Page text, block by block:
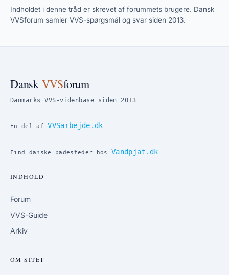
Indholdet i denne tråd er skrevet af forummets brugere. Dansk
VVSforum samler VVS-spørgsmål og svar siden 2013.
Dansk VVSforum
Danmarks VVS-videnbase siden 2013
En del afVVSarbejde.dk
Find danske badesteder hos Vandpjat.dk
INDHOLD
Forum
VVS-Guide
Arkiv
OM SITET